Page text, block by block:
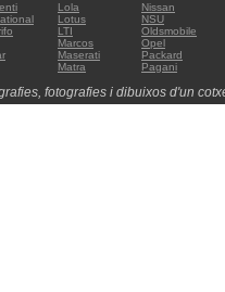
Lola
Nissan
Lotus
NSU
LTI
Oldsmobile
Marcos
Opel
Maserati
Packard
Matra Pagani
fotografies i dibuixos d'un